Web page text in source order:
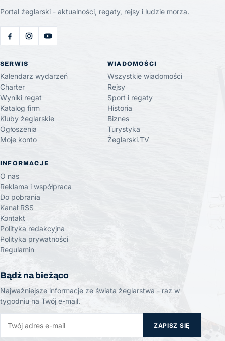
Portal żeglarski - aktualności, regaty, rejsy i ludzie morza.
SERWIS
Kalendarz wydarzeń
Charter
Wyniki regat
Katalog firm
Kluby żeglarskie
Ogłoszenia
Moje konto
WIADOMOŚCI
Wszystkie wiadomości
Rejsy
Sport i regaty
Historia
Biznes
Turystyka
Żeglarski.TV
INFORMACJE
O nas
Reklama i współpraca
Do pobrania
Kanał RSS
Kontakt
Polityka redakcyjna
Polityka prywatności
Regulamin
Bądź na bieżąco
Najważniejsze informacje ze świata żeglarstwa - raz w
tygodniu na Twój e-mail.
ZAPISZ SIĘ